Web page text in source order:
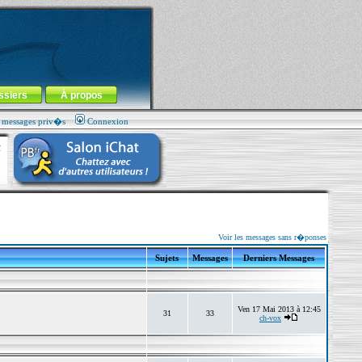
À propos
priv�s Connexion
Voir les messages sans r�ponses
Sujets Messages Derniers Messages
31 33
Ven 17 Mai 2013 à 12:45
ch-vox